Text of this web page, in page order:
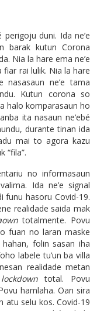
duni. Ida ne’e
barak kutun Corona
Nia la hare ema ne’e
rai lulik. Nia la hare
nasasaun ne’e tama
Kutun corona so
halo komparasaun ho
ita nasaun ne’ebé
durante tinan ida
mai to agora kazu
“fila”.
no informasaun
Ida ne’e signal
funu hasoru Covid-19.
realidade saida mak
totalmente. Povu
fuan no laran maske
folin sasan iha
labele tu’un ba villa
realidade metan
lockdowntotal. Povu
hamlaha. Oan sira
atu selu kos. Covid-19